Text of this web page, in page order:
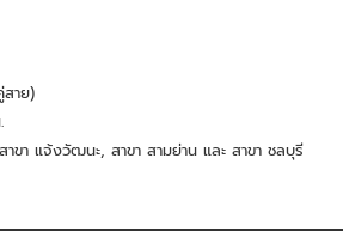
าย)
ขา แจ้งวัฒนะ, สาขา สามย่าน และ สาขา ชลบุรี